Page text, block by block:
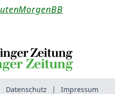
Datenschutz Impressum